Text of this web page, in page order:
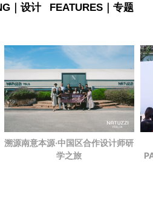
｜设计 FEATURES｜专题
溯源南意本源·中国区合作设计师研
学之旅